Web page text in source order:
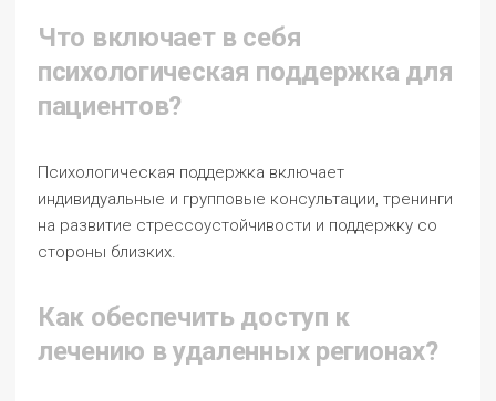
Что включает в себя
психологическая поддержка для
пациентов?
Психологическая поддержка включает
индивидуальные и групповые консультации, тренинги
на развитие стрессоустойчивости и поддержку со
стороны близких.
Как обеспечить доступ к
лечению в удаленных регионах?